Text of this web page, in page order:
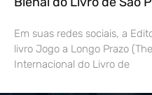
Em suas redes sociais, a
livro Jogo a Longo Prazo
Internacional do Livro de